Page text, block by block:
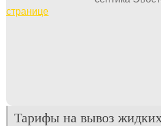
странице
Тарифы на вывоз